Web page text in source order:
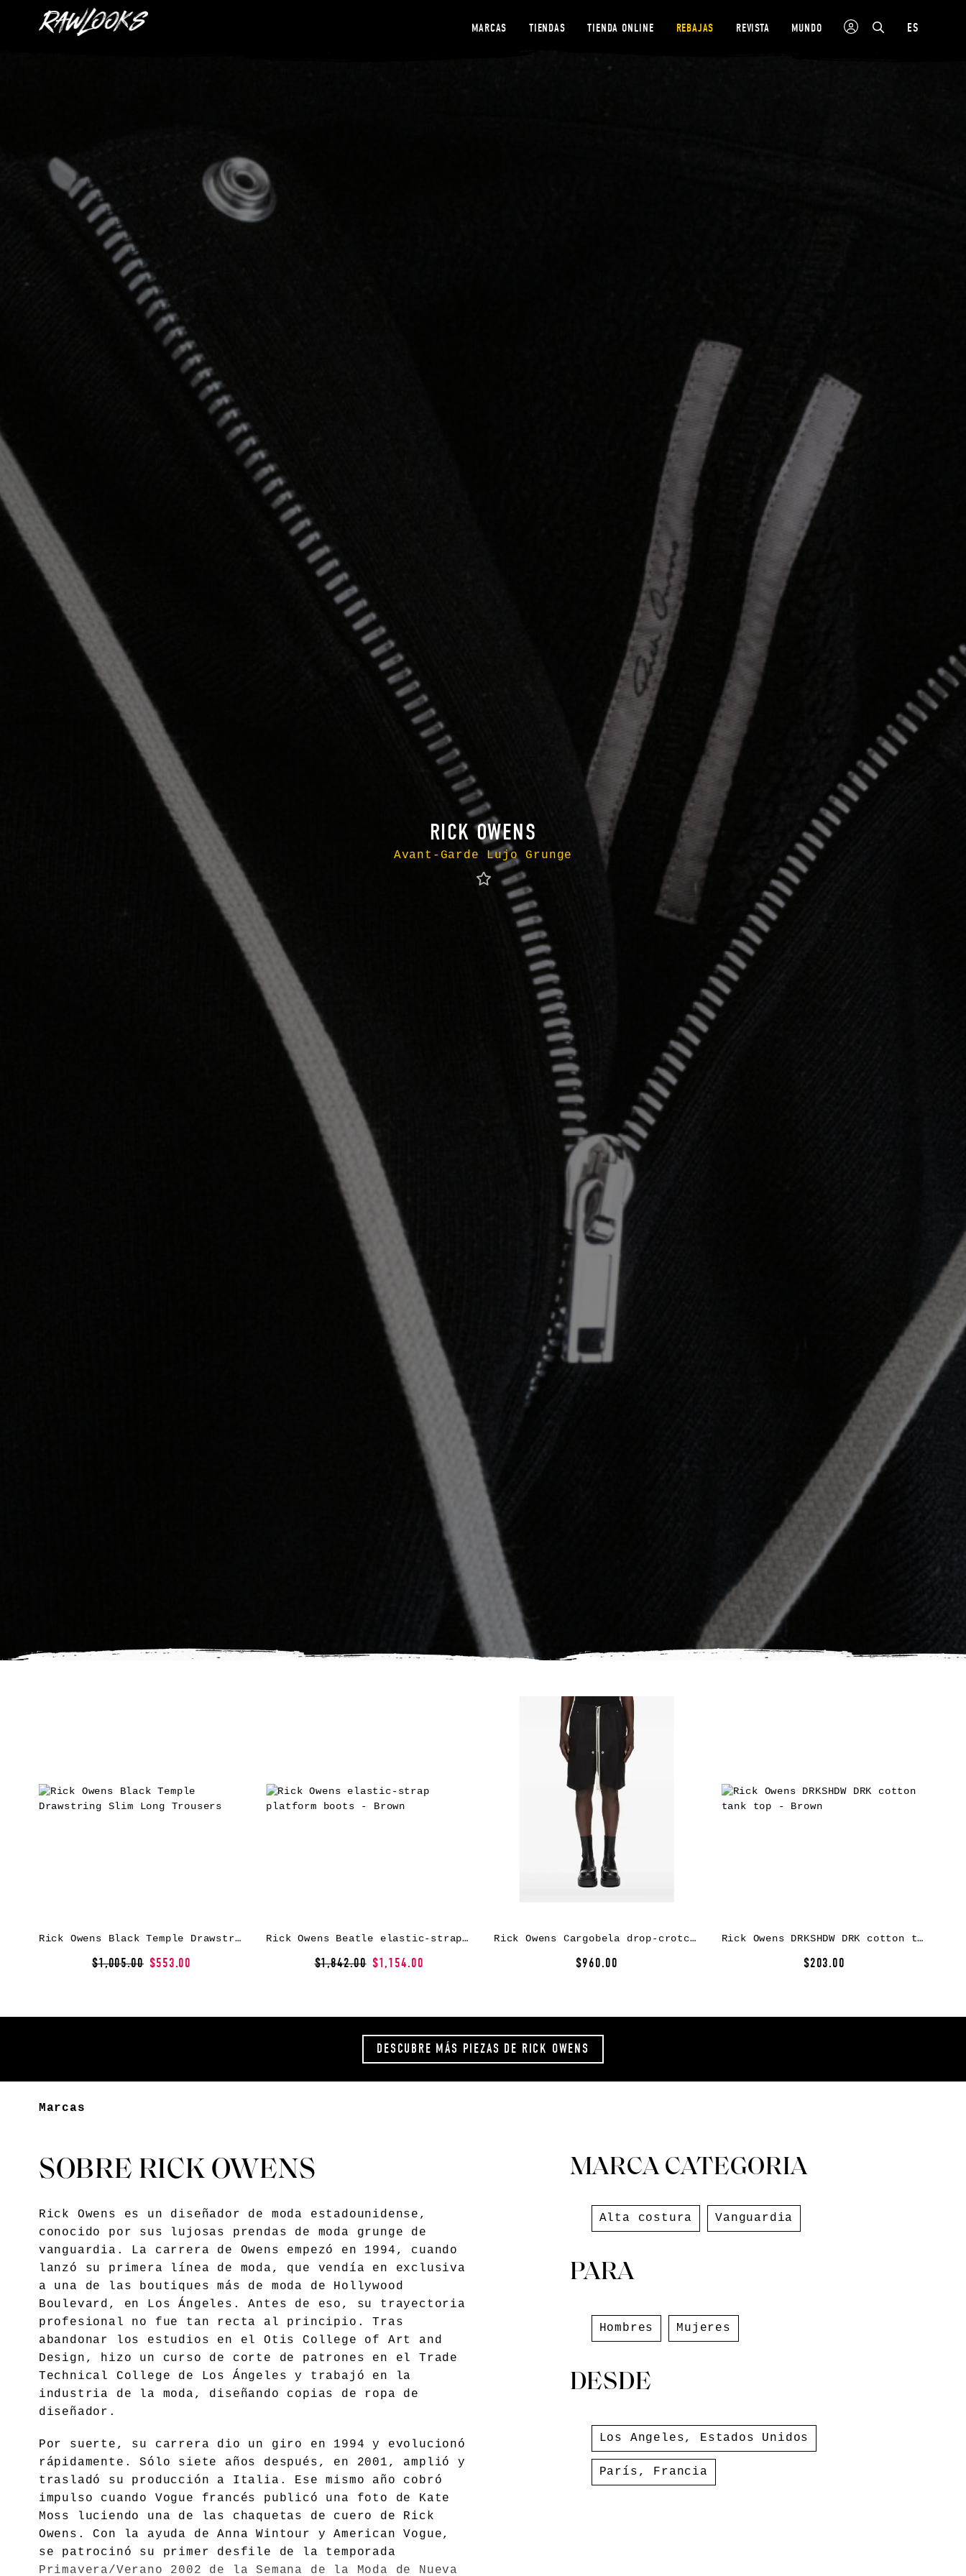
MARCAS TIENDAS TIENDA ONLINE REBAJAS REVISTA MUNDO ES
RICK OWENS
Avant-Garde Lujo Grunge
Rick Owens Black Temple Drawstring Slim Long Trousers
$1,005.00 $553.00
Rick Owens Beatle elastic-strap platform boots – Brown
$1,842.00 $1,154.00
Rick Owens Cargobela drop-crotch cargo shorts – Black
$960.00
Rick Owens DRKSHDW DRK cotton tank top – Brown
$203.00
DESCUBRE MÁS PIEZAS DE RICK OWENS
Marcas
SOBRE RICK OWENS
Rick Owens es un diseñador de moda estadounidense,
conocido por sus lujosas prendas de moda grunge de
vanguardia. La carrera de Owens empezó en 1994, cuando
lanzó su primera línea de moda, que vendía en exclusiva
a una de las boutiques más de moda de Hollywood
Boulevard, en Los Ángeles. Antes de eso, su trayectoria
profesional no fue tan recta al principio. Tras
abandonar los estudios en el Otis College of Art and
Design, hizo un curso de corte de patrones en el Trade
Technical College de Los Ángeles y trabajó en la
industria de la moda, diseñando copias de ropa de
diseñador.
Por suerte, su carrera dio un giro en 1994 y evolucionó
rápidamente. Sólo siete años después, en 2001, amplió y
trasladó su producción a Italia. Ese mismo año cobró
impulso cuando Vogue francés publicó una foto de Kate
Moss luciendo una de las chaquetas de cuero de Rick
Owens. Con la ayuda de Anna Wintour y American Vogue,
se patrocinó su primer desfile de la temporada
Primavera/Verano 2002 de la Semana de la Moda de Nueva
MARCA CATEGORIA
Alta costura Vanguardia
PARA
Hombres Mujeres
DESDE
Los Angeles, Estados Unidos
París , Francia